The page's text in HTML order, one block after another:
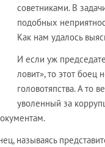
советниками. В
подобных
Как нам удалось
И если уж
ловит», то этот боец
головотяпства. А то
уволенный за
называясь